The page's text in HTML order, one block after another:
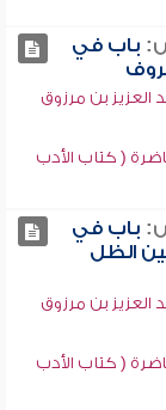
باب في
العزيز بن مرزوق
( كتاب الأدب
باب في
الظل
العزيز بن مرزوق
( كتاب الأدب